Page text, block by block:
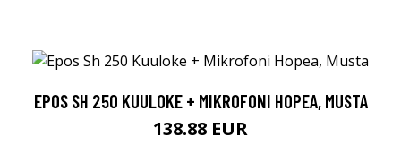
EPOS SH 250 KUULOKE + MIKROFONI HOPEA, MUSTA
138.88 EUR